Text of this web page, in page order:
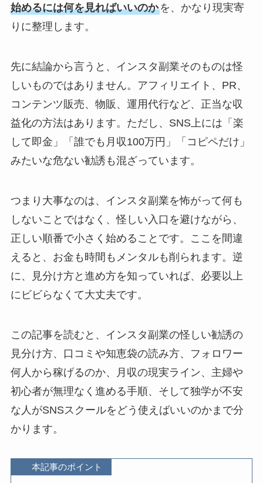
始めるには何を見ればいいのかを、かなり現実寄
りに整理します。
先に結論から言うと、インスタ副業そのものは怪
しいものではありません。アフィリエイト、PR、
コンテンツ販売、物販、運用代行など、正当な収
益化の方法はあります。ただし、SNS上には「楽
して即金」「誰でも月収100万円」「コピペだけ」
みたいな危ない勧誘も混ざっています。
つまり大事なのは、インスタ副業を怖がって何も
しないことではなく、怪しい入口を避けながら、
正しい順番で小さく始めることです。ここを間違
えると、お金も時間もメンタルも削られます。逆
に、見分け方と進め方を知っていれば、必要以上
にビビらなくて大丈夫です。
この記事を読むと、インスタ副業の怪しい勧誘の
見分け方、口コミや知恵袋の読み方、フォロワー
何人から稼げるのか、月収の現実ライン、主婦や
初心者が無理なく進める手順、そして独学が不安
な人がSNSスクールをどう使えばいいのかまで分
かります。
本記事のポイント